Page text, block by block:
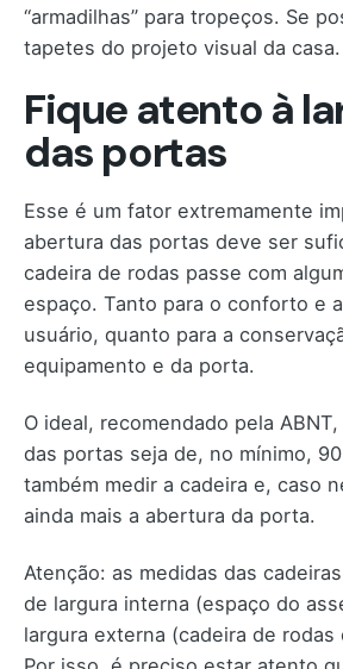
“armadilhas” para tropeços. Se
tapetes do projeto visual da casa.
Fique atento à
das portas
Esse é um fator extremamente
abertura das portas deve ser
cadeira de rodas passe com
espaço. Tanto para o conforto e
usuário, quanto para a
equipamento e da porta.
O ideal, recomendado pela
das portas seja de, no mínimo,
também medir a cadeira e, caso
ainda mais a abertura da porta.
Atenção: as medidas das
de largura interna (espaço do
largura externa (cadeira de rodas